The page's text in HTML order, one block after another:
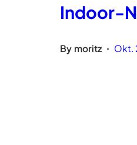
Indoor-
By moritz • Okt.